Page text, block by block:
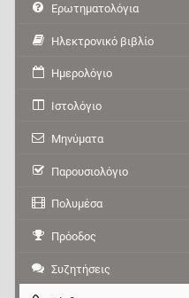
Ερωτηματολόγια
Ηλεκτρονικό βιβλίο
Ημερολόγιο
Ιστολόγιο
Μηνύματα
Παρουσιολόγιο
Πολυμέσα
Πρόοδος
Συζητήσεις